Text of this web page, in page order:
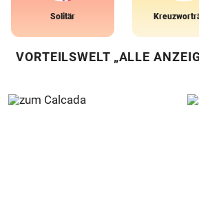
Solitär
VORTEILSWELT „ALLE